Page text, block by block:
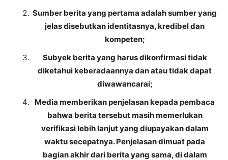
Sumber berita yang pertama adalah sumber yang
jelas disebutkan identitasnya, kredibel dan
kompeten;
Subyek berita yang harus dikonfirmasi tidak
diketahui keberadaannya dan atau tidak dapat
diwawancarai;
Media memberikan penjelasan kepada pembaca
bahwa berita tersebut masih memerlukan
verifikasi lebih lanjut yang diupayakan dalam
waktu secepatnya. Penjelasan dimuat pada
bagian akhir dari berita yang sama, di dalam